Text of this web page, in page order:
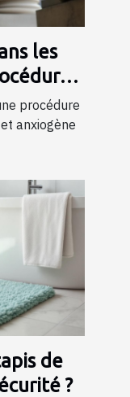
les
procédure
anxiogène
de
?